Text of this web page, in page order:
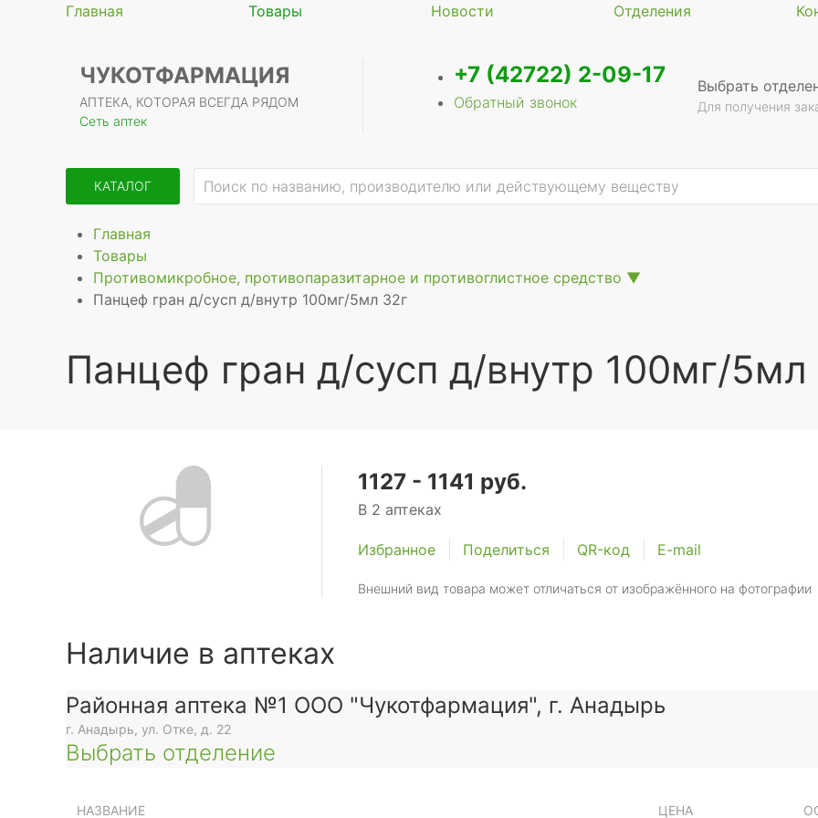
Главная Товары Новости Отделения
ЧУКОТФАРМАЦИЯ
АПТЕКА, КОТОРАЯ ВСЕГДА РЯДОМ
Сеть аптек
+7 (42722) 2-09-17
Обратный звонок
Выбрать
Для получения
КАТАЛОГ
Главная
Товары
Противомикробное, противопаразитарное и противоглистное средство ▼
Панцеф гран д/сусп д/внутр 100мг/5мл 32г
Панцеф гран д/сусп д/внутр 100мг/5мл
1127 - 1141 руб.
В 2 аптеках
Избранное Поделиться QR-код E-mail
Внешний вид товара может отличаться от изображённого на фотографии
Наличие в аптеках
Районная аптека №1 ООО "Чукотфармация", г. Анадырь
г. Анадырь, ул. Отке, д. 22
Выбрать отделение
НАЗВАНИЕ ЦЕНА